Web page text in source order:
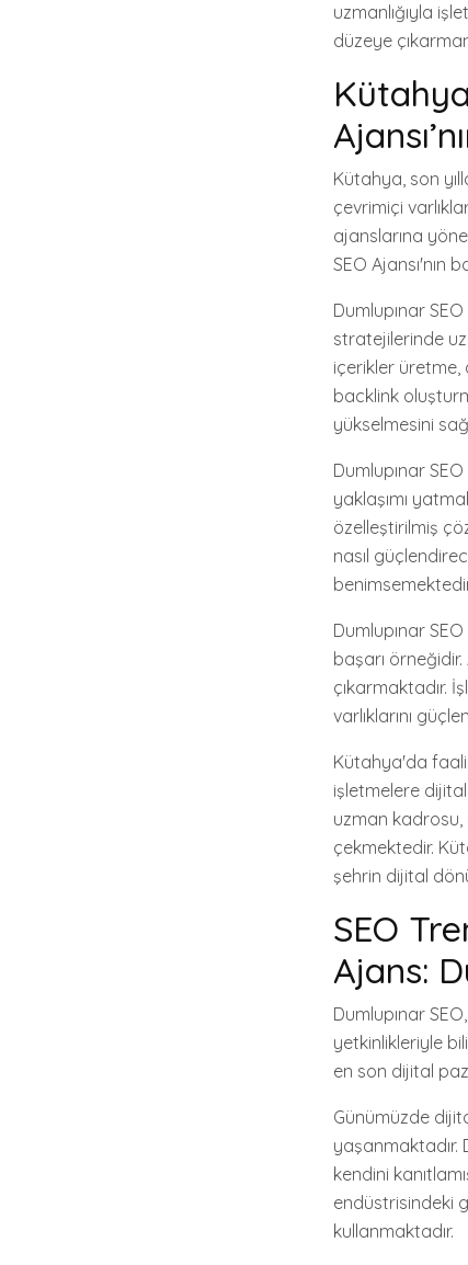
uzmanlığıyla
düzeye
Kütahya, son
çevrimiçi
ajanslarına
SEO Ajansı'nın
Dumlupınar
stratejilerinde
içerikler üretme,
backlink
yükselmesini
Dumlupınar
yaklaşımı
özelleştirilmiş
nasıl
Dumlupınar
başarı
çıkarmaktadır.
varlıklarını
Kütahya'da
işletmelere
uzman kadrosu,
çekmektedir.
şehrin dijital
SEO
Ajans:
Dumlupınar
yetkinlikleriyle
en son dijital
Günümüzde
yaşanmaktadır.
kendini
endüstrisindeki
kullanmaktadır.